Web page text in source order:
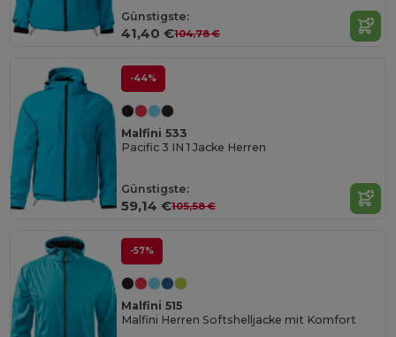
Günstigste:
41,40 €104,78 €
-44%
Malfini 533
Pacific 3 IN 1 Jacke Herren
Günstigste:
59,14 €105,58 €
-57%
Malfini 515
Malfini Herren Softshelljacke mit Komfort